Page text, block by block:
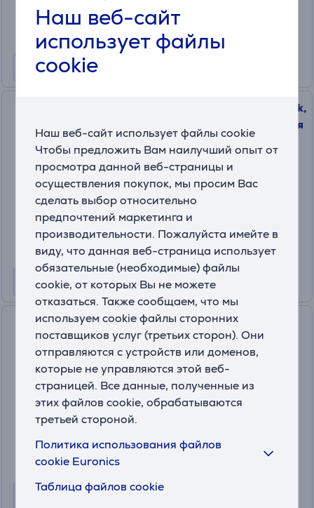
Наш веб-сайт
использует файлы
cookie
Наш веб-сайт использует файлы cookie
Чтобы предложить Вам наилучший опыт от
просмотра данной веб-страницы и
осуществления покупок, мы просим Вас
сделать выбор относительно
предпочтений маркетинга и
производительности. Пожалуйста имейте в
виду, что данная веб-страница использует
обязательные (необходимые) файлы
cookie, от которых Вы не можете
отказаться. Также сообщаем, что мы
используем cookie файлы сторонних
поставщиков услуг (третьих сторон). Они
отправляются с устройств или доменов,
которые не управляются этой веб-
страницей. Все данные, полученные из
этих файлов cookie, обрабатываются
третьей стороной.
Политика использования файлов
cookie Euronics
Таблица файлов cookie
.99 €
Обычная цена: 27.99 €
Kambukka Dupla, Coastal Rock,
1000 мл, синий - Бутылка для
воды
11-10013
На складе
Цена:
24.99 €
Kambukka Etna, Perfect
Pistachio, 300 мл, зеленый -
Термокружка
11-01061
На складе
Цена для друга:
Обычная цена: 35.99 €